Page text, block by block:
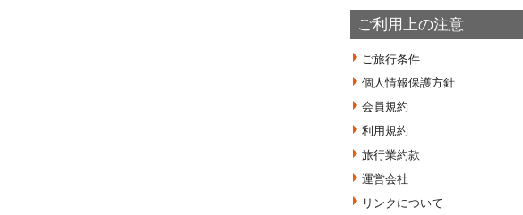
ご利用上の注意
ご旅行条件
個人情報保護方針
会員規約
利用規約
旅行業約款
運営会社
リンクについて